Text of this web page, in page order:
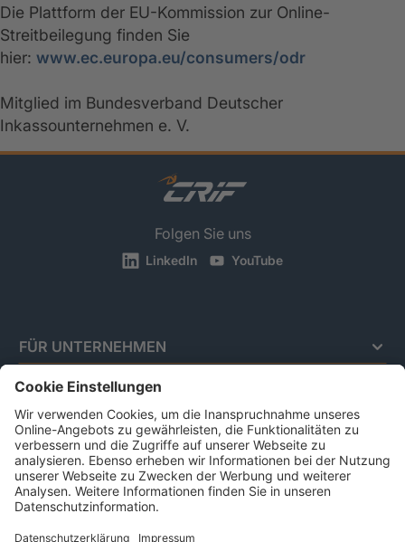
Die Plattform der EU-Kommission zur Online-
Streitbeilegung finden Sie
hier: www.ec.europa.eu/consumers/odr
Mitglied im Bundesverband Deutscher
Inkassounternehmen e. V.
Folgen Sie uns
LinkedIn YouTube
FÜR UNTERNEHMEN
BRANCHEN
FÜR PRIVATPERSONEN
Impressum
Code Of Conduct